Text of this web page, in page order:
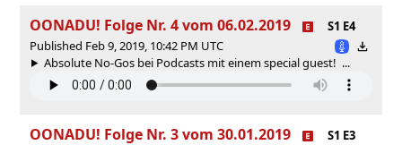
OONADU! Folge Nr. 4 vom 06.02.2019
S1 E4
Published Feb 9, 2019, 10:42 PM UTC
Absolute No-Gos bei Podcasts mit einem special guest! ...
OONADU! Folge Nr. 3 vom 30.01.2019 S1 E3